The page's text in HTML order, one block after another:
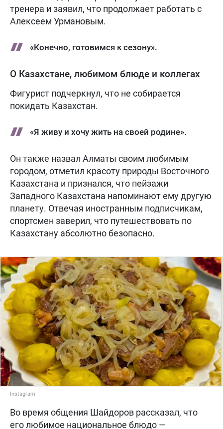
тренера и заявил, что продолжает работать с
Алексеем Урмановым.
«Конечно, готовимся к сезону».
О Казахстане, любимом блюде и коллегах
Фигурист подчеркнул, что не собирается
покидать Казахстан.
«Я живу и хочу жить на своей родине».
Он также назвал Алматы своим любимым
городом, отметил красоту природы Восточного
Казахстана и признался, что пейзажи
Западного Казахстана напоминают ему другую
планету. Отвечая иностранным подписчикам,
спортсмен заверил, что путешествовать по
Казахстану абсолютно безопасно.
Instagram
Во время общения Шайдоров рассказал, что
его любимое национальное блюдо —